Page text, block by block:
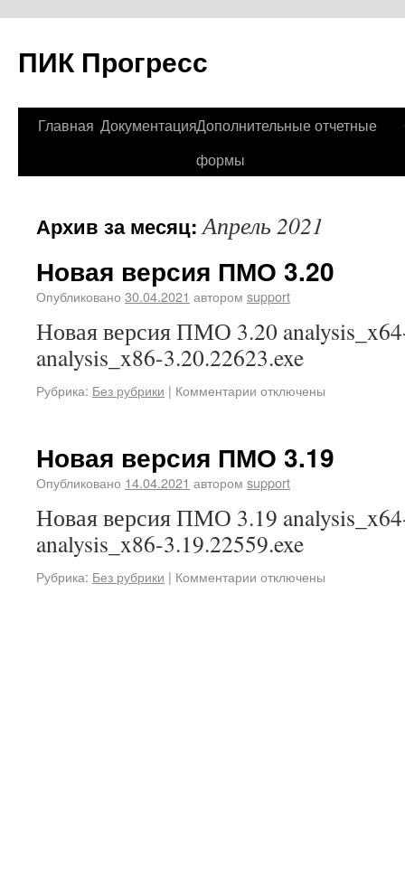
ПИК Прогресс
Главная ДокументацияДополнительные отчетные
формы
Архив за месяц:Апрель 2021
Новая версия ПМО 3.20
Опубликовано 30.04.2021 автором support
Новая версия ПМО 3.20
analysis_x86-3.20.22623.exe
Рубрика: Без рубрики | Комментарии отключены
Новая версия ПМО 3.19
Опубликовано 14.04.2021 автором support
Новая версия ПМО 3.19
analysis_x86-3.19.22559.exe
Рубрика: Без рубрики | Комментарии отключены